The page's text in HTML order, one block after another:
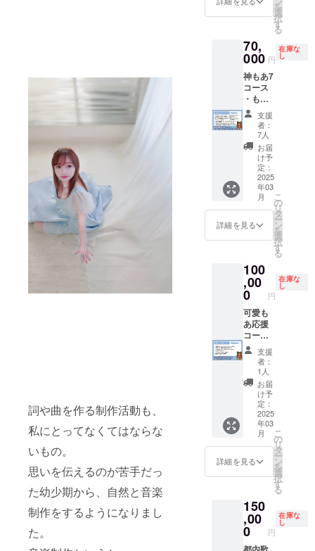
詞や曲を作る制作活動も、
私にとってなくてはならな
いもの。
思いを伝えるのが苦手だっ
た幼少期から、自然と音楽
制作をするようになりまし
た。
YOKOH
AMA
ALL
準備を
お願い
三月十
五日夜
11th 記
念ライ
ブ詳細
2025.3.
15(土)1
9:15開
場
19:40開
YOKOH
AMA
MINTH
ALL 横
区南幸
2-1-22
ムービ
ル3F JR
横浜駅
徒歩５
分 東急
線・み
なとみ
らい線
横浜駅
徒歩５
分 相鉄
線横浜
駅徒歩
３分 市
営地下
鉄ブ
ルーラ
浜駅徒
歩３分
要なチ
ケット
イブ開
催の3〜
5日前
に、
メッ
セージ
ボック
スに送
らせて
いただ
きま
す。 必
ず、当
日事前
に画像
て受付
で提示
準備を
お願い
いたし
ます。
三月十
五日夜
11th 記
念ライ
ブ詳細
2025.3.
15(土)1
9:15開
19:40開
YOKOH
MINTH
ALL 横
2-1-22
相鉄
ムービ
ル3F JR
2024年
11月ご
ろメッ
セージ
にてお
届け。
ジャ
ケット
画像は
2025年
3月に
メッ
セージ
にてお
届け予
当日入
場に必
画像
は、ラ
イブ開
催の3〜
5日前
に、
メッ
セージ
ボック
スに送
らせて
いただ
きま
す。 必
ず、当
日事前
保存し
て受付
ように
準備を
お願い
いたし
場にて
直接お
渡しと
なりま
す。 ※
お礼動
画は
2024年
11月ご
ろメッ
セージ
にてお
届け。
▲ライ
ブ会場
らで決
定する
場所も
要相談
ではあ
ります
が、承
りま
す。
（メッ
セージ
にて)
（音響
設備な
どが
整って
いない
場合、
所をお
断りす
いま
す。）
その場
合の会
しても
良い名
前を、
備考欄
でお知
らせく
ださ
い。 ※
黒いお
もひ
で、白
いおも
ひでア
ルバム
ともあ
スト
カード
場にて
直接お
渡しも
しくは
ライブ
にい
らっ
しゃら
ない方
は郵送
でのお
届けと
なりま
す。(そ
の際の
送料は
なって
おりま
画は
2024年
11月ご
ろメッ
イル便
を利用
しメッ
セージ
にてお
届け）
・ アル
バムに
ネーム
記さい
（黒白
両方) ・
三月十
五日夜
11th 記
念ライ
ブ こう
確約)
（全席
指定
席） ・
三月十
五日夜
11th 記
念ライ
ブ 配信
チケッ
ト（配
信に入
れる
URL
を、
メッ
セージ
でおし
11th オ
リジナ
ルパン
フレッ
礼動画
（youtu
urlを
メッ
セージ
にてお
届け)
※CD
ジャ
ケット
に入れ
るお名
前を備
考欄に
お知ら
せくだ
さい。
弾き語
りで収
選べま
す。決
まって
いる場
合は備
考欄
へ。 ま
だ決
まって
いない
場合、
メッ
セージ
にて
2024.12
月中ま
でにお
知らせ
画は
2024年
11月ご
ろメッ
を
選
択
す
る
70,
000 円
在庫な
し
神もあ7
コース
・もあ
からの
心を込
めたお
礼動画
（YouT
ube限定
urlを
メッ
セージ
にてお
知ら
せ） ・
「黒い
で」と
「白い
おもひ
で」ア
ルバム
・ もあ
もあポ
スト
カード
・「黒
いおも
ひで」
「白い
おもひ
で」
ジャ
ケット
画像
（ファ
イル便
しメッ
セージ
にてお
届け）
支援
者：
7人
お届
け予
定：
2025
年03
月
詳細を見る
こ
の
リ
タ
ー
ン
を
選
択
す
る
100
,00
0 円
在庫な
し
可愛も
あ応援
コース
衣装な
どのも
あを輝
かせる
ための
スポン
サー
コース
です。
・内田
もあ
11th パ
ンフ
にネー
ム記載
・当日
衣装着
支援
者：
1人
お届
け予
定：
2025
年03
月
詳細を見る
こ
の
リ
タ
ー
ン
を
選
択
す
る
150
,00
0 円
在庫な
し